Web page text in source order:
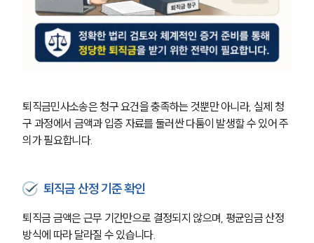
퇴직금민사소송은 청구 요건을 충족하는 것뿐만 아니라, 실제 청
구 과정에서 금액과 입증 자료를 둘러싼 다툼이 발생할 수 있어 주
의가 필요합니다.
퇴직금 산정 기준 확인
퇴직금 금액은 근무 기간만으로 결정되지 않으며, 평균임금 산정
방식에 따라 달라질 수 있습니다.